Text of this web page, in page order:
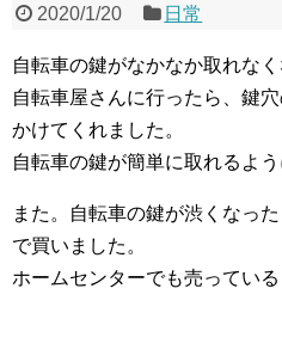
2020/1/20 日常
自転車の鍵がなかなか取れな
自転車屋さんに行ったら、鍵
かけてくれました。
自転車の鍵が簡単に取れるよう
また。自転車の鍵が渋くなっ
で買いました。
ホームセンターでも売っている